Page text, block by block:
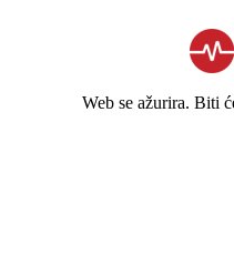
Web se ažurira. Biti